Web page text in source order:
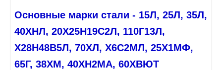
Основные марки стали - 15Л, 25Л, 35Л,
40ХНЛ, 20Х25Н19С2Л, 110Г13Л,
Х28Н48В5Л, 70ХЛ, Х6С2МЛ, 25Х1МФ,
65Г, 38ХМ, 40ХН2МА, 60ХВЮТ